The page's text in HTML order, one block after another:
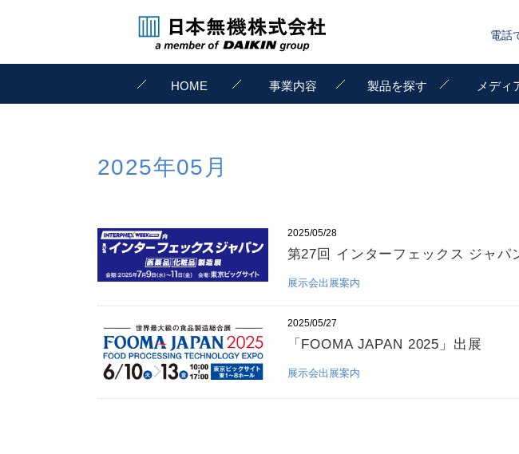
電話
HOME 事業内容 製品を探す メディ
2025年05月
2025/05/28
第27回 インターフェックス ジャパ
展示会出展案内
2025/05/27
「FOOMA JAPAN 2025」出展
展示会出展案内